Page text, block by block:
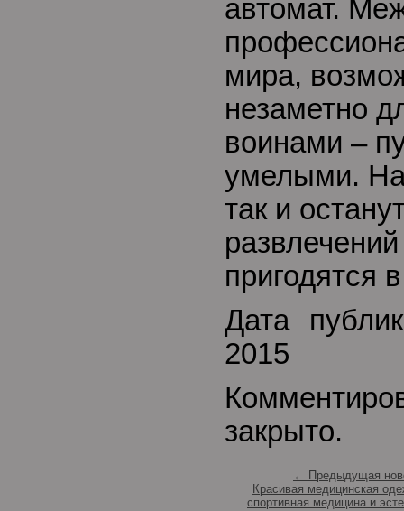
автомат.
мира,
незаметно
воинами –
умелыми.
так и
пригодятся
Дата
2015
закрыто.
← Предыдущая
Красивая медицинская
спортивная медицина и